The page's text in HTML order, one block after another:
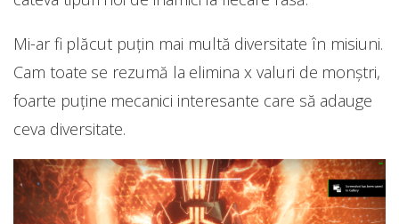
Mi-ar fi plăcut puțin mai multă diversitate în misiuni.
Cam toate se rezumă la elimina x valuri de monștri,
foarte puține mecanici interesante care să adauge
ceva diversitate.